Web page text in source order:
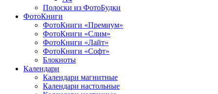
Полоски из ФотоБудки
ФотоКниги
ФотоКниги «Премиум»
ФотоКниги «Слим»
ФотоКниги «Лайт»
ФотоКниги «Софт»
Блокноты
Календари
Календари магнитные
Календари настольные